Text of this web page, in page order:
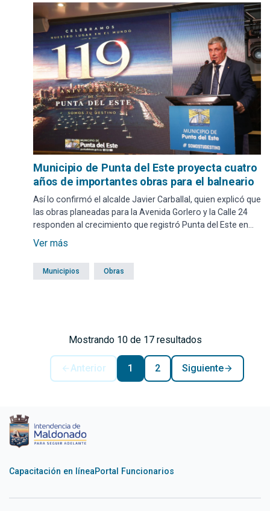
Municipio de Punta del Este proyecta cuatro
años de importantes obras para el balneario
Así lo confirmó el alcalde Javier Carballal, quien explicó que
las obras planeadas para la Avenida Gorlero y la Calle 24
responden al crecimiento que registró Punta del Este en
los últimos años. En ese sentido, se busca mejorar la
Ver más
Municipios Obras
Mostrando 10 de 17 resultados
Anterior 1 2 Siguiente
Capacitación en líneaPortal Funcionarios